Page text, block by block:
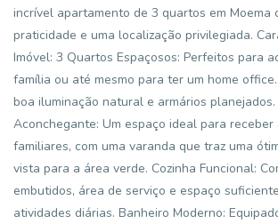
incrível apartamento de 3 quartos em Moema
praticidade e uma localização privilegiada.
Imóvel: 3 Quartos Espaçosos: Perfeitos para
família ou até mesmo para ter um home
boa iluminação natural e armários
Aconchegante: Um espaço ideal para receber
familiares, com uma varanda que traz uma
vista para a área verde. Cozinha Funcional:
embutidos, área de serviço e espaço
atividades diárias. Banheiro Moderno: